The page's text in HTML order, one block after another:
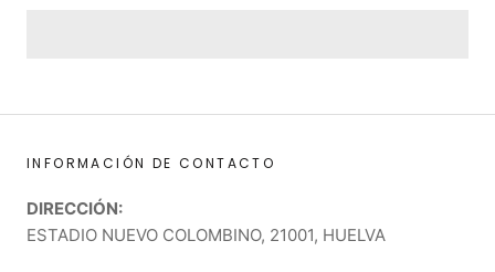
INFORMACIÓN DE CONTACTO
DIRECCIÓN:
ESTADIO NUEVO COLOMBINO, 21001, HUELVA